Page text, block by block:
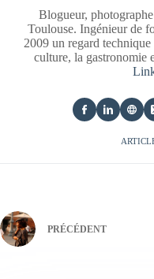
Blogueur,
Toulouse. Ingénieur de
2009 un regard
culture, la gastronomie
PRÉCÉDENT